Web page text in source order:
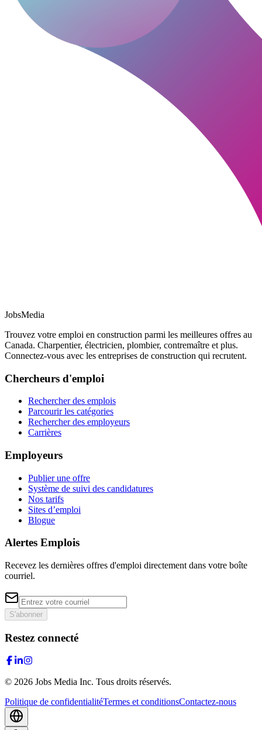
JobsMedia
Trouvez votre emploi en construction parmi les meilleures offres au
Canada. Charpentier, électricien, plombier, contremaître et plus.
Connectez-vous avec les entreprises de construction qui recrutent.
Chercheurs d'emploi
Rechercher des emplois
Parcourir les catégories
Rechercher des employeurs
Carrières
Employeurs
Publier une offre
Système de suivi des candidatures
Nos tarifs
Sites d’emploi
Blogue
Alertes Emplois
Recevez les dernières offres d'emploi directement dans votre boîte
courriel.
S'abonner
Restez connecté
© 2026 Jobs Media Inc. Tous droits réservés.
Politique de confidentialitéTermes et conditionsContactez-nous